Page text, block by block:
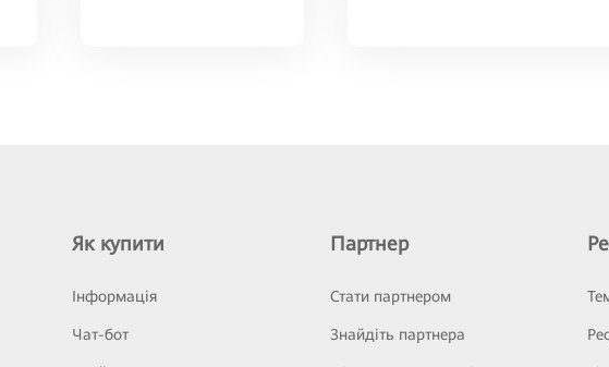
Як купити
Інформація
Чат-бот
Партнер
Стати партнером
Знайдіть партнера